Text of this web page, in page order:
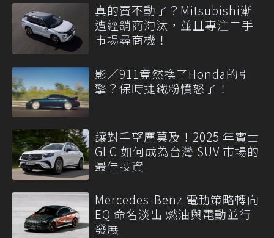
真的賣不動了？Mitsubishi漸
遭經銷商淘汰，並且專注二手
市場尋商機！
影／911竟然換了Honda的引
擎？保時捷鐵粉憤怒了！
讓對手望塵莫及！2025 年賓士
GLC 如何成為台灣 SUV 市場的
最佳投資
Mercedes-Benz 電動策略轉向
EQ 命名淡出 燃油與電動並行
發展